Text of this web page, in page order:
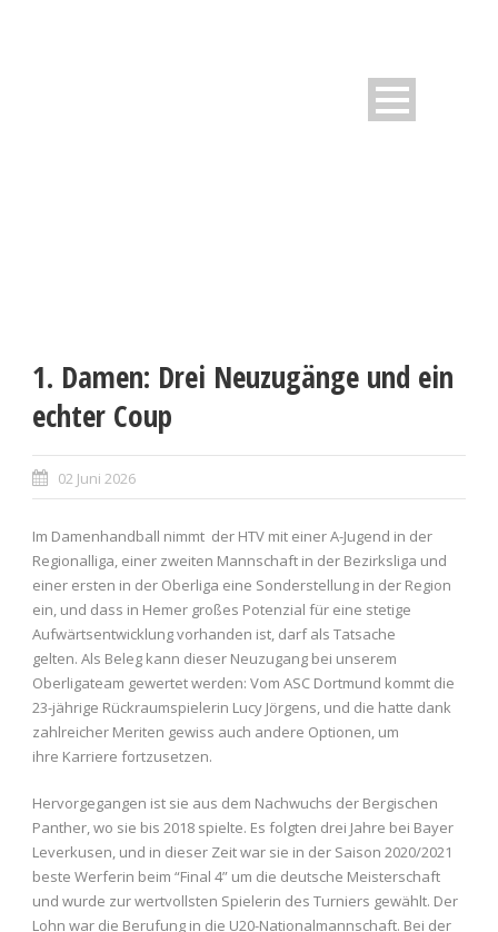
1. Damen: Drei Neuzugänge und ein
echter Coup
02 Juni 2026
Im Damenhandball nimmt der HTV mit einer A-Jugend in der
Regionalliga, einer zweiten Mannschaft in der Bezirksliga und
einer ersten in der Oberliga eine Sonderstellung in der Region
ein, und dass in Hemer großes Potenzial für eine stetige
Aufwärtsentwicklung vorhanden ist, darf als Tatsache
gelten. Als Beleg kann dieser Neuzugang bei unserem
Oberligateam gewertet werden: Vom ASC Dortmund kommt die
23-jährige Rückraumspielerin Lucy Jörgens, und die hatte dank
zahlreicher Meriten gewiss auch andere Optionen, um
ihre Karriere fortzusetzen.
Hervorgegangen ist sie aus dem Nachwuchs der Bergischen
Panther, wo sie bis 2018 spielte. Es folgten drei Jahre bei Bayer
Leverkusen, und in dieser Zeit war sie in der Saison 2020/2021
beste Werferin beim “Final 4” um die deutsche Meisterschaft
und wurde zur wertvollsten Spielerin des Turniers gewählt. Der
Lohn war die Berufung in die U20-Nationalmannschaft. Bei der